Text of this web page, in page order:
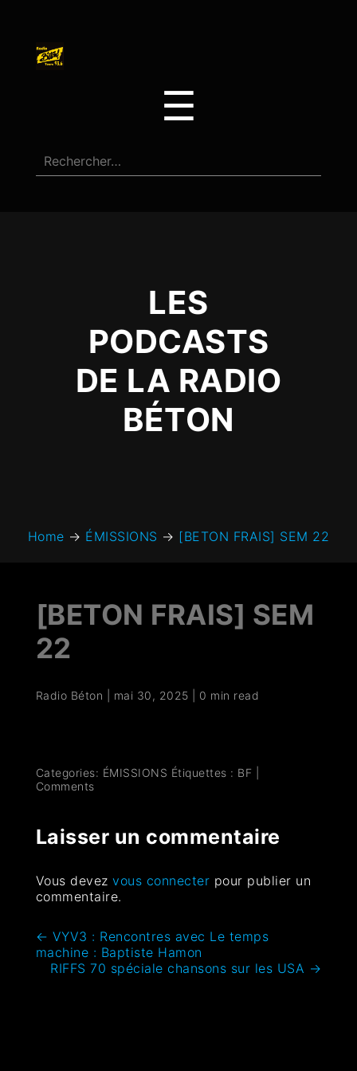
☰
LES
PODCASTS
DE LA RADIO
BÉTON
Home → ÉMISSIONS → [BETON FRAIS] SEM 22
[BETON FRAIS] SEM
22
Radio Béton mai 30, 2025 0 min read
Categories: ÉMISSIONS Étiquettes : BF
Comments
Laisser un commentaire
Vous devezvous connecter pour publier un
commentaire.
← VYV3 : Rencontres avec Le temps
machine : Baptiste Hamon
RIFFS 70 spéciale chansons sur les USA →